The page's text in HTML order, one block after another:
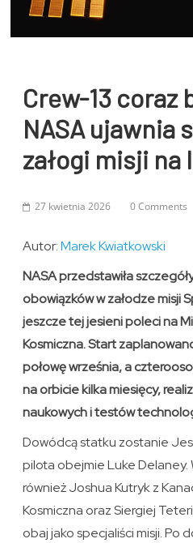
Crew-13 coraz
NASA ujawnia
załogi misji na
27 kwietnia 2026 0 Comments
Autor:Marek Kwiatkowski
NASA przedstawiła
obowiązków w załodze misji
jeszcze tej jesieni poleci na
Kosmiczna. Start
połowę września, a
na orbicie kilka miesięcy,
naukowych i testów
Dowódcą statku zostanie
pilota obejmie Luke Delaney.
również Joshua Kutryk z
Kosmiczna oraz Siergiej
obaj jako specjaliści misji. Po